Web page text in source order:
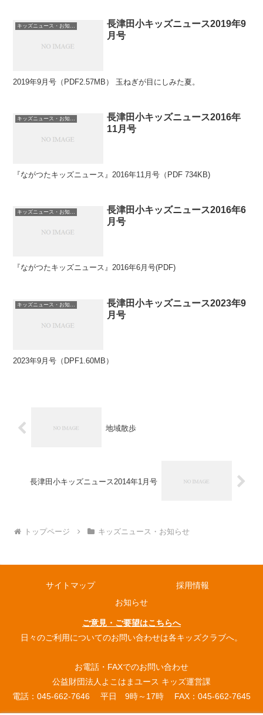
長津田小キッズニュース2019年9
月号
2019年9月号（PDF2.57MB） 玉ねぎが目にしみた夏。
キッズニュース・お知らせ
長津田小キッズニュース2016年
11月号
『ながつたキッズニュース』2016年11月号（PDF 734KB)
長津田小キッズニュース2016年6
月号
『ながつたキッズニュース』2016年6月号(PDF)
キッズニュース・お知らせ
長津田小キッズニュース2023年9
月号
2023年9月号（DPF1.60MB）
地域散歩
長津田小キッズニュース2014年1月号
トップページ キッズニュース・お知らせ
サイトマップ
採用情報
お知らせ
ご意見・ご要望はこちらへ
日々のご利用についてのお問い合わせは各キッズクラブへ。
お電話・FAXでのお問い合わせ
公益財団法人よこはまユース キッズ運営課
電話：045-662-7646 平日 9時～17時 FAX：045-662-7645